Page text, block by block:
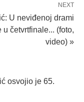
NEXT
U neviđenoj drami
četvrtfinale... (foto,
video) »
osvojio je 65.